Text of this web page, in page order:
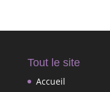
Tout le site
Accueil